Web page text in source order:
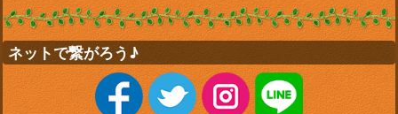
ネットで繋がろう♪